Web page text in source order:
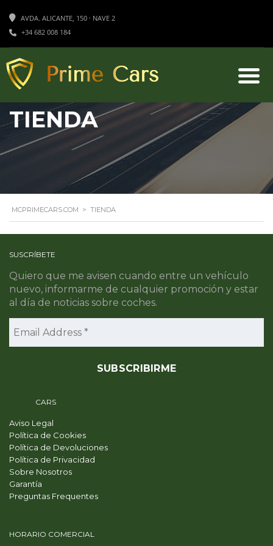
AVDA. ALICANTE, 150 · NAVE 2
+34 682 008 184
TIENDA
MCPRIMECARS.COM > TIENDA
SUSCRÍBETE
Quiero que me avisen cuando entre un vehículo
nuevo, informarme de cualquier promoción y estar
al día de noticias sobre coches.
CARS
Aviso Legal
Política de Cookies
Política de Devoluciones
Política de Privacidad
Sobre Nosotros
Garantía
Preguntas Frequentes
HORARIO COMERCIAL